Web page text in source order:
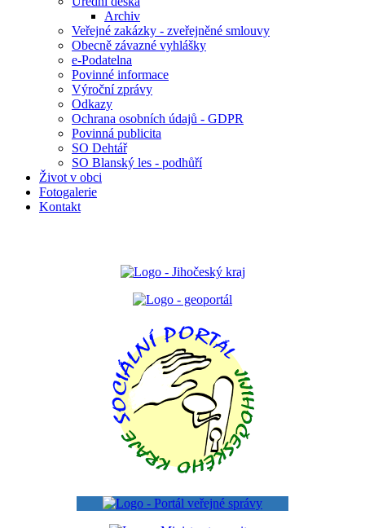
Archiv
Veřejné zakázky - zveřejněné smlouvy
Obecně závazné vyhlášky
e-Podatelna
Povinné informace
Výroční zprávy
Odkazy
Ochrana osobních údajů - GDPR
Povinná publicita
SO Dehtář
SO Blanský les - podhůří
Život v obci
Fotogalerie
Kontakt